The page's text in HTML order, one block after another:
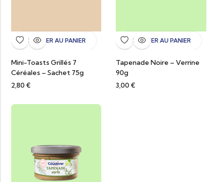
AJOUTER AU PANIER
Mini-Toasts Grillés 7
Céréales – Sachet 75g
2,80 €
AJOUTER AU PANIER
Tapenade Noire – Verrine
90g
3,00 €